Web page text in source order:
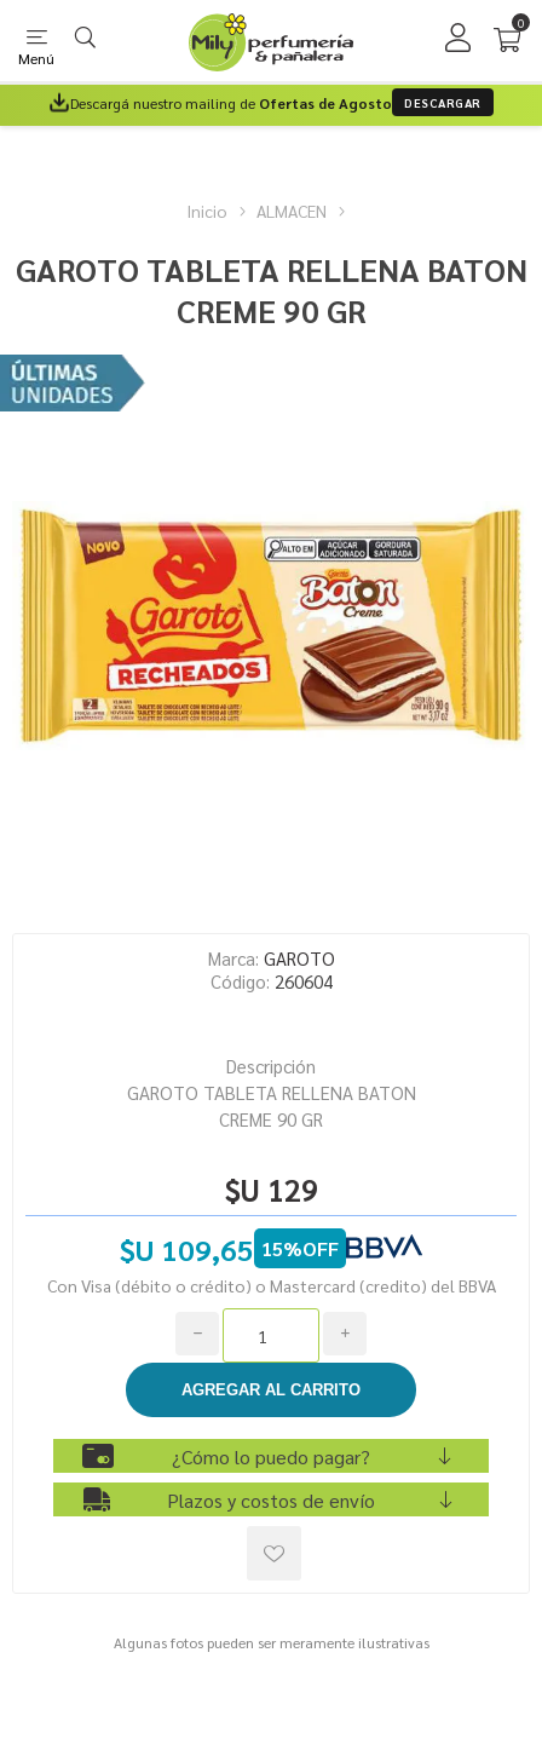
Menú
0
Descargá nuestro mailing de Ofertas de Agosto DESCARGAR
Inicio ALMACEN
GAROTO TABLETA RELLENA BATON
CREME 90 GR
Marca: GAROTO
Código: 260604
Descripción
GAROTO TABLETA RELLENA BATON
CREME 90 GR
$U 129
$U 109,65 15%OFF
Con Visa (débito o crédito) o Mastercard (credito) del BBVA
i
h
¿Cómo lo puedo pagar?
Plazos y costos de envío
Algunas fotos pueden ser meramente ilustrativas